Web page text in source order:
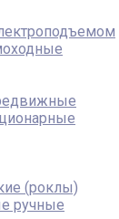
(роклы)
ручные